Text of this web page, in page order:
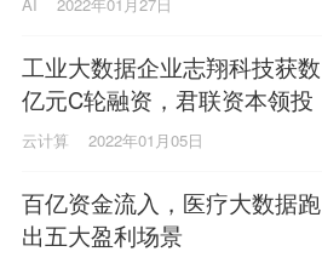
工业大数据企业志翔科技获数
亿元C轮融资，君联资本领投
云计算 2022年01月05日
百亿资金流入，医疗大数据跑
出五大盈利场景